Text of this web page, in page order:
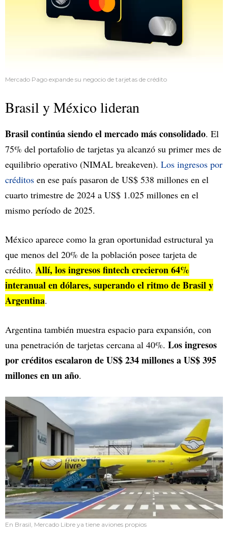
Mercado Pago expande su negocio de tarjetas de crédito
Brasil y México lideran
Brasil continúa siendo el mercado más consolidado. El
75% del portafolio de tarjetas ya alcanzó su primer mes de
equilibrio operativo (NIMAL breakeven). Los ingresos por
créditos en ese país pasaron de US$ 538 millones en el
cuarto trimestre de 2024 a US$ 1.025 millones en el
mismo período de 2025.
México aparece como la gran oportunidad estructural ya
que menos del 20% de la población posee tarjeta de
crédito. Allí, los ingresos fintech crecieron 64%
interanual en dólares, superando el ritmo de Brasil y
Argentina.
Argentina también muestra espacio para expansión, con
una penetración de tarjetas cercana al 40%. Los ingresos
por créditos escalaron de US$ 234 millones a US$ 395
millones en un año.
En Brasil, Mercado Libre ya tiene aviones propios